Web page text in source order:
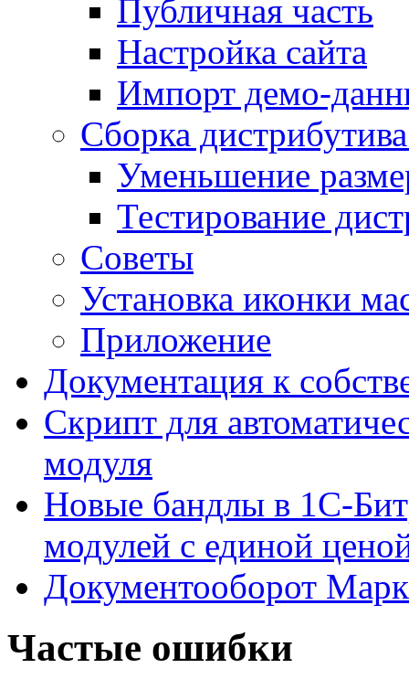
Публичная часть
Настройка сайта
Импорт демо-
Сборка
Уменьшение
Тестирование
Советы
Установка иконки
Приложение
Документация к
Скрипт для
модуля
Новые бандлы в 1С-
модулей с единой
Документооборот
Частые ошибки